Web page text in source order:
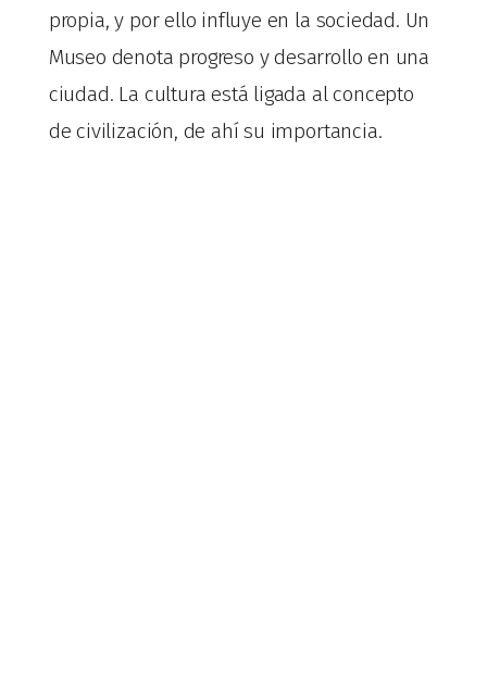
propia, y por ello influye en la sociedad. Un
Museo denota progreso y desarrollo en una
ciudad. La cultura está ligada al concepto
de civilización, de ahí su importancia.